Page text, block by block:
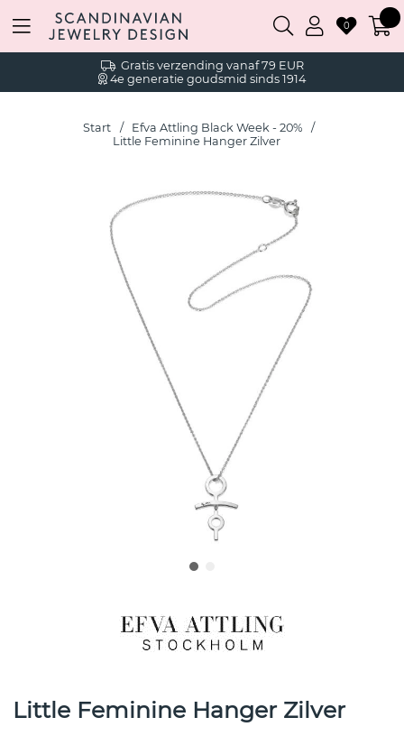
Gratis verzending vanaf 79 EUR
4e generatie goudsmid sinds 1914
0
Start
Efva Attling Black Week - 20%
Little Feminine Hanger Zilver
Little Feminine Hanger Zilver